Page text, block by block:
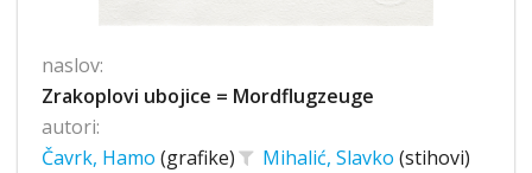
naslov:
Zrakoplovi ubojice = Mordflugzeuge
autori:
Čavrk, Hamo (grafike) Mihalić, Slavko (stihovi)